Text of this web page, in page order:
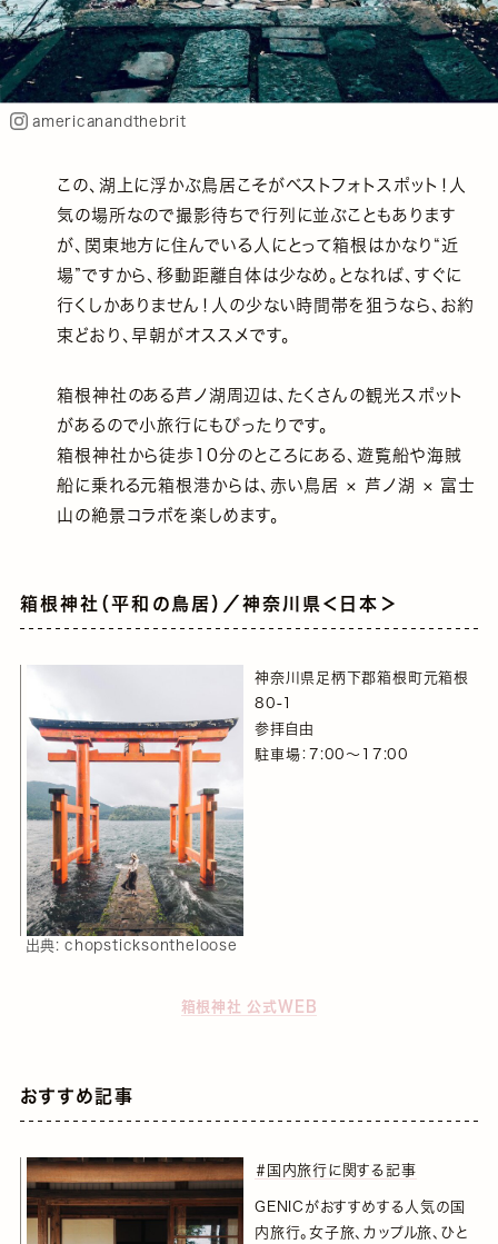
americanandthebrit
この、湖上に浮かぶ鳥居こそがベストフォトスポット！人
気の場所なので撮影待ちで行列に並ぶこともあります
が、関東地方に住んでいる人にとって箱根はかなり“近
場”ですから、移動距離自体は少なめ。となれば、すぐに
行くしかありません！人の少ない時間帯を狙うなら、お約
束どおり、早朝がオススメです。
箱根神社のある芦ノ湖周辺は、たくさんの観光スポット
があるので小旅行にもぴったりです。
箱根神社から徒歩10分のところにある、遊覧船や海賊
船に乗れる元箱根港からは、赤い鳥居 × 芦ノ湖 × 富士
山の絶景コラボを楽しめます。
箱根神社（平和の鳥居）／神奈川県＜日本＞
出典:chopsticksontheloose
神奈川県足柄下郡箱根町元箱根
80-1
参拝自由
駐車場：7:00～17:00
箱根神社 公式WEB
おすすめ記事
＃国内旅行に関する記事
GENICがおすすめする人気の国
内旅行。女子旅、カップル旅、ひと